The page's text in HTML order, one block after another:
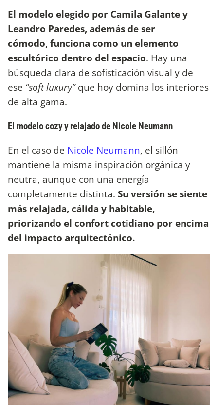
El modelo elegido por Camila Galante y
Leandro Paredes, además de ser
cómodo, funciona como un elemento
escultórico dentro del espacio. Hay una
búsqueda clara de sofisticación visual y de
ese “soft luxury”que hoy domina los interiores
de alta gama.
El modelo cozy y relajado de Nicole Neumann
En el caso de Nicole Neumann, el sillón
mantiene la misma inspiración orgánica y
neutra, aunque con una energía
completamente distinta. Su versión se siente
más relajada, cálida y habitable,
priorizando el confort cotidiano por encima
del impacto arquitectónico.